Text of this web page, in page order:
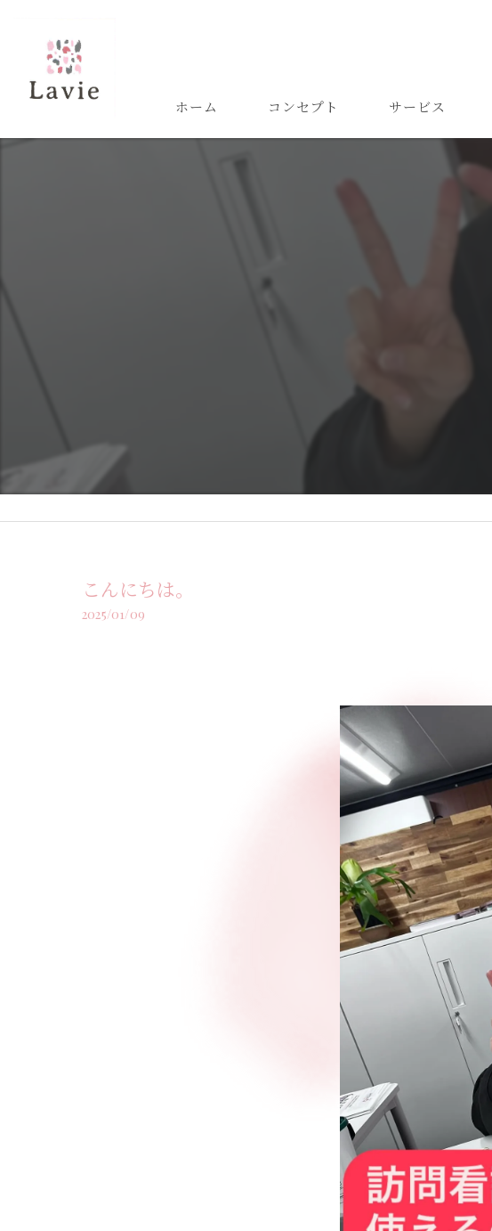
ホーム コンセプト サービス
こんにちは。
2025/01/09